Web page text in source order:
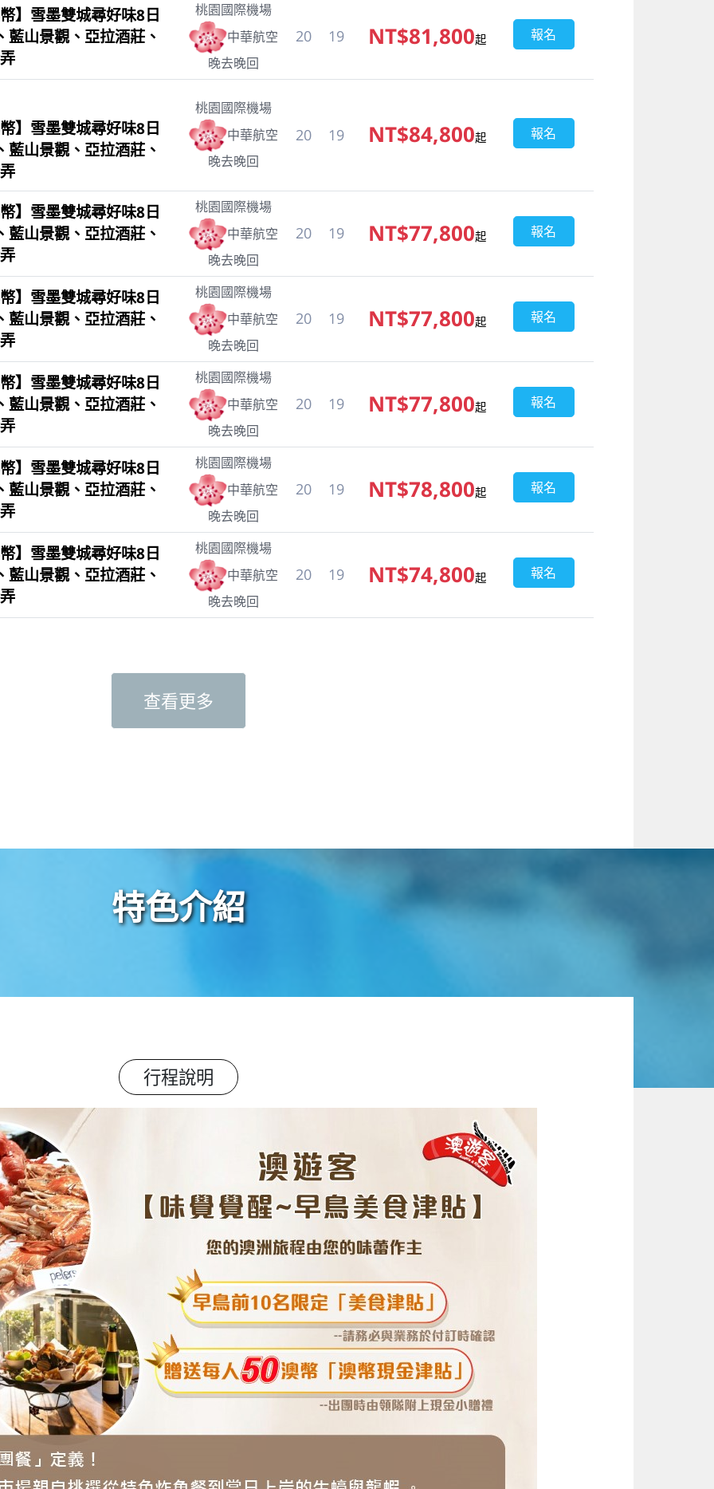
特色介紹
行程說明
】雪墨雙城尋好味8日
山景觀、亞拉酒莊、
桃園國際機場
中華航空
晚去晚回
20 19 NT$81,800起 報名
】雪墨雙城尋好味8日
山景觀、亞拉酒莊、
桃園國際機場
中華航空
晚去晚回
20 19 NT$84,800起 報名
】雪墨雙城尋好味8日
山景觀、亞拉酒莊、
桃園國際機場
中華航空
晚去晚回
20 19 NT$77,800起 報名
】雪墨雙城尋好味8日
山景觀、亞拉酒莊、
桃園國際機場
中華航空
晚去晚回
20 19 NT$77,800起 報名
】雪墨雙城尋好味8日
山景觀、亞拉酒莊、
桃園國際機場
中華航空
晚去晚回
20 19 NT$77,800起 報名
】雪墨雙城尋好味8日
山景觀、亞拉酒莊、
桃園國際機場
中華航空
晚去晚回
20 19 NT$78,800起 報名
】雪墨雙城尋好味8日
山景觀、亞拉酒莊、
桃園國際機場
中華航空
晚去晚回
20 19 NT$74,800起 報名
查看更多